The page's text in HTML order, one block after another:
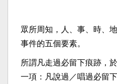
眾所周知，人、事、時、
事件的五個要素。
所謂凡走過必留下痕跡，
一項：凡說過／唱過必留下